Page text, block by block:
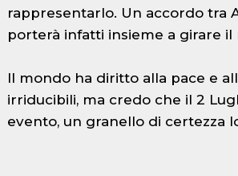
rappresentarlo. Un accordo tra
porterà infatti insieme a girare
Il mondo ha diritto alla pace e
irriducibili, ma credo che il 2
evento, un granello di certezza